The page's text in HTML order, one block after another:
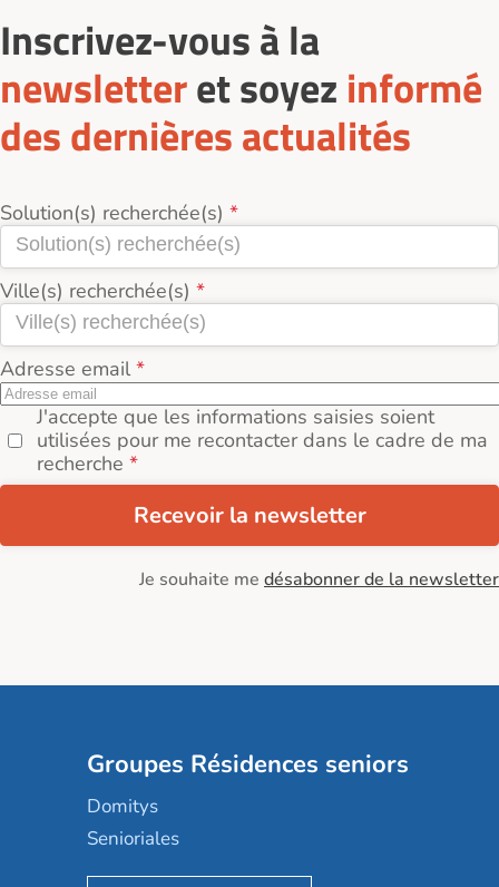
Inscrivez-vous à la
newsletteret soyez informé
des dernières actualités
Solution(s) recherchée(s)
Ville(s) recherchée(s)
Adresse email
J'accepte que les informations saisies soient
utilisées pour me recontacter dans le cadre de ma
recherche
Recevoir la newsletter
Je souhaite me désabonner de la newsletter
Groupes Résidences seniors
Domitys
Senioriales
Nohée